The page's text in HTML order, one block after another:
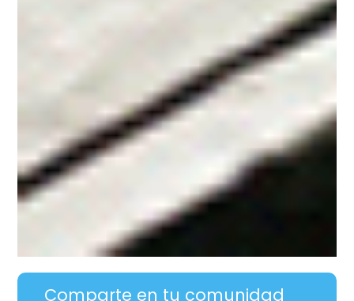
Comparte en tu comunidad